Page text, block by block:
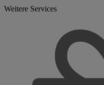
Weitere Services